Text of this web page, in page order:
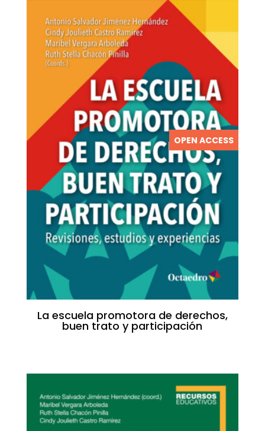
OPEN ACCESS
La escuela promotora de derechos,
buen trato y participación